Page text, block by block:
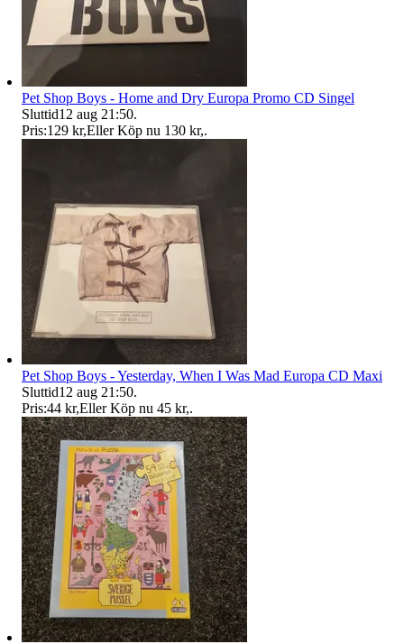
Pet Shop Boys - Home and Dry Europa Promo CD Singel
Sluttid12 aug 21:50.
Pris:129 kr,Eller Köp nu 130 kr,.
Pet Shop Boys - Yesterday, When I Was Mad Europa CD Maxi
Sluttid12 aug 21:50.
Pris:44 kr,Eller Köp nu 45 kr,.